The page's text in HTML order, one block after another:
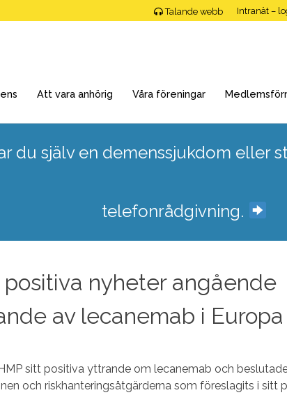
Talande webb Intranät –
Att vara anhörig Våra föreningar
du själv en demenssjukdom eller
telefonrådgivning.
positiva nyheter angående
av lecanemab i Europa
sitt positiva yttrande om lecanemab och
och riskhanteringsåtgärderna som föreslagits i sitt